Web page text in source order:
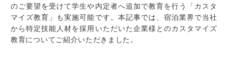
のご要望を受けて学生や内定者へ追加で教育を行う「カスタ
マイズ教育」も実施可能です。本記事では、宿泊業界で当社
から特定技能人材を採用いただいた企業様とのカスタマイズ
教育についてご紹介いただきました。